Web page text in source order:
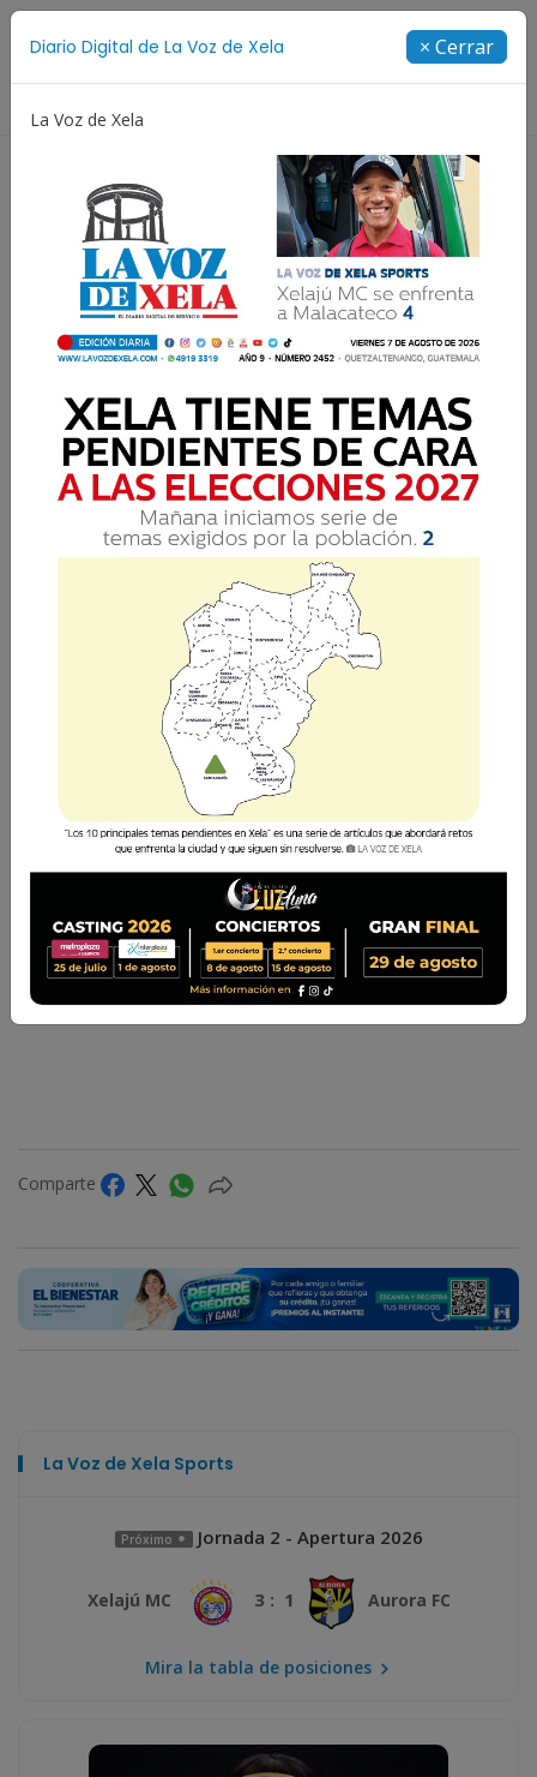
Diario Digital de La Voz de Xela × Cerrar
La Voz de Xela
Cuartos de final:
Guizaches contra
Deportivo Paquí
Encuentro de cuartos de final entre Guizaches y
Deportivo Paquí.
7 Agosto 2026 19:30
Comparte
La Voz de Xela Sports
Próximo Jornada 2 - Apertura 2026
Xelajú MC 3 : 1 Aurora FC
Mira la tabla de posiciones